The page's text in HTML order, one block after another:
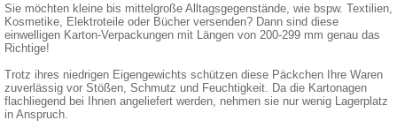
Sie möchten kleine bis mittelgroße Alltagsgegenstände, wie bspw. Textilien,
Kosmetike, Elektroteile oder Bücher versenden? Dann sind diese
einwelligen Karton-Verpackungen mit Längen von 200-299 mm genau das
Richtige!
Trotz ihres niedrigen Eigengewichts schützen diese Päckchen Ihre Waren
zuverlässig vor Stößen, Schmutz und Feuchtigkeit. Da die Kartonagen
flachliegend bei Ihnen angeliefert werden, nehmen sie nur wenig Lagerplatz
in Anspruch.